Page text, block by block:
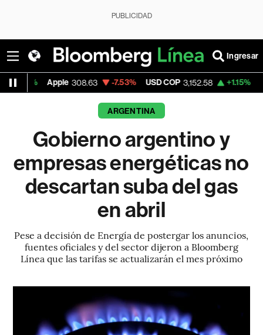
PUBLICIDAD
Ingresar
308.63 -7.53% USD COP 3,152.58 +1.15% Tesla
ARGENTINA
Gobierno argentino y
empresas energéticas no
descartan suba del gas
en abril
Pese a decisión de Energía de postergar los anuncios,
fuentes oficiales y del sector dijeron a Bloomberg
Línea que las tarifas se actualizarán el mes próximo